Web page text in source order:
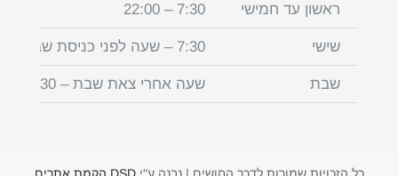
ראשון עד חמישי 7:30 – 22:00
שישי 7:30 – שעה לפני כניסת שבת
שבת שעה אחרי צאת שבת – 22:30